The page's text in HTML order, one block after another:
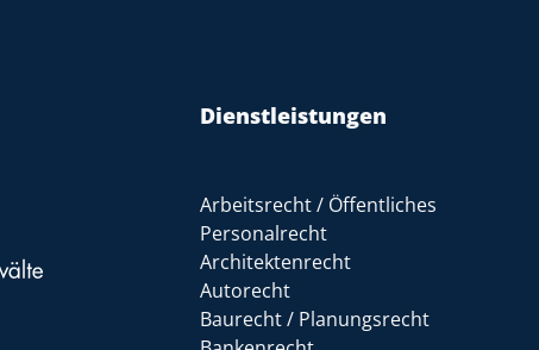
Dienstleistungen
Arbeitsrecht / Öffentliches
Personalrecht
Architektenrecht
Autorecht
Baurecht / Planungsrecht